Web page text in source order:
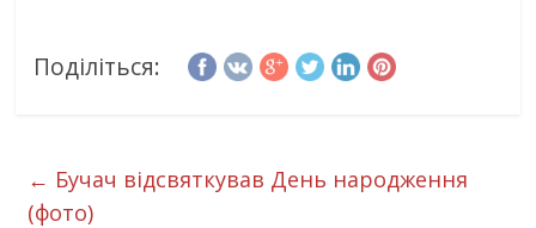
Поділіться:
← Бучач відсвяткував День народження
(фото)